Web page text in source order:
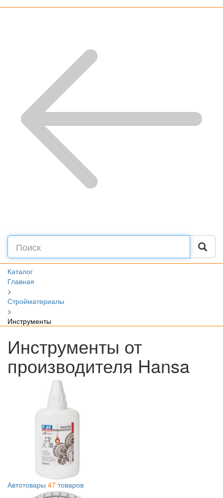
Каталог
Главная
>
Стройматериалы
>
Инструменты
Инструменты от
производителя Hansa
Автотовары 47 товаров